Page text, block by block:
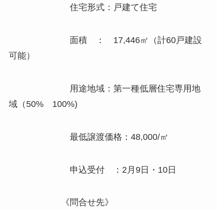
住宅形式：戸建て住宅
面積 ： 17,446㎡（計60戸建設
可能）
用途地域：第一種低層住宅専用地
域（50% 100%)
最低譲渡価格：48,000/㎡
申込受付 ：2月9日・10日
《問合せ先》